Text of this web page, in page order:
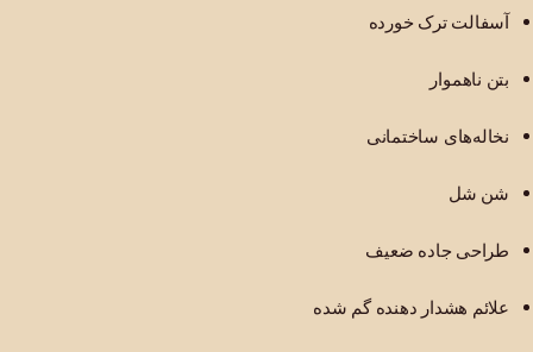
آسفالت ترک خورده
بتن ناهموار
نخاله‌های ساختمانی
شن شل
طراحی جاده ضعیف
علائم هشدار دهنده گم شده